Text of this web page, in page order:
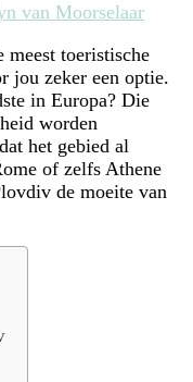
van Moorselaar
meest toeristische
jou zeker een optie.
in Europa? Die
worden
het gebied al
of zelfs Athene
de moeite van